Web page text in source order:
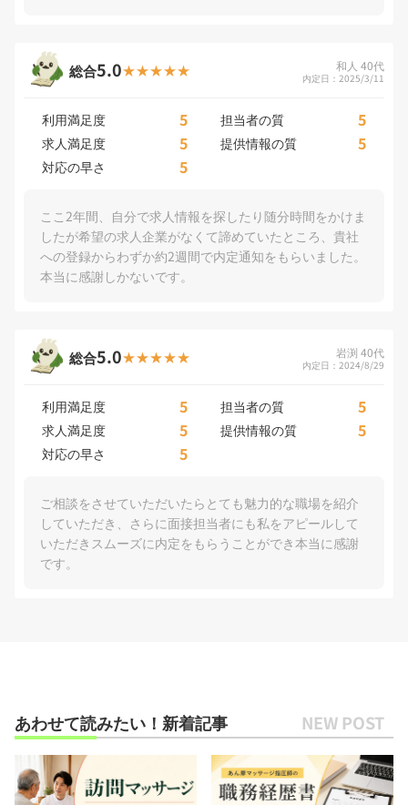
総合5.0 和人 40代
内定日：2025/3/11
利用満足度 5 担当者の質 5
求人満足度 5 提供情報の質 5
対応の早さ 5
ここ2年間、自分で求人情報を探したり随分時間をかけま
したが希望の求人企業がなくて諦めていたところ、貴社
への登録からわずか約2週間で内定通知をもらいました。
本当に感謝しかないです。
総合5.0 岩渕 40代
内定日：2024/8/29
利用満足度 5 担当者の質 5
求人満足度 5 提供情報の質 5
対応の早さ 5
ご相談をさせていただいたらとても魅力的な職場を紹介
していただき、さらに面接担当者にも私をアピールして
いただきスムーズに内定をもらうことができ本当に感謝
です。
あわせて読みたい！新着記事